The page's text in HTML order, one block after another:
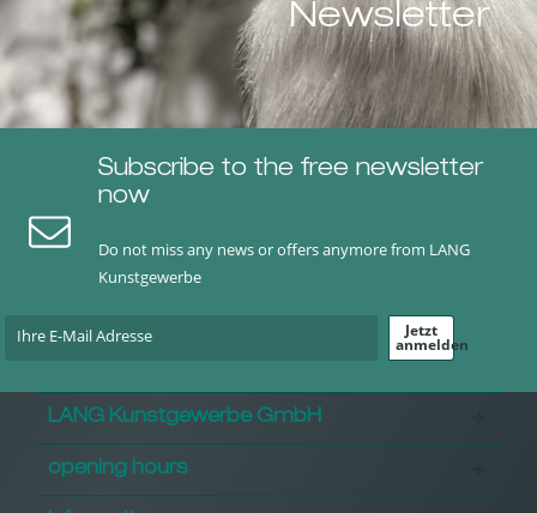
Newsletter
Subscribe to the free newsletter
now
Do not miss any news or offers anymore from LANG
Kunstgewerbe
Jetzt
anmelden
LANG Kunstgewerbe GmbH
opening hours